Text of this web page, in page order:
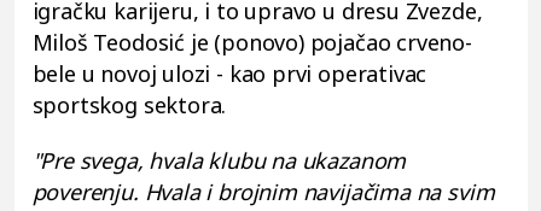
igračku karijeru, i to upravo u dresu Zvezde,
Miloš Teodosić je (ponovo) pojačao crveno-
bele u novoj ulozi - kao prvi operativac
sportskog sektora.
"Pre svega, hvala klubu na ukazanom
poverenju. Hvala i brojnim navijačima na svim